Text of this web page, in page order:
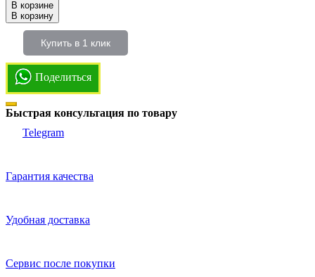
В корзине
В корзину
Купить в 1 клик
Поделиться
Быстрая консультация по товару
Telegram
Гарантия качества
Удобная доставка
Сервис после покупки